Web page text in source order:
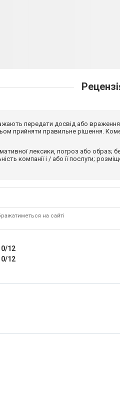
передати досвід або
прийняти правильне рішення.
лексики, погроз або образ;
компанії і / або її послуги;
на сайті
0/12
0/12